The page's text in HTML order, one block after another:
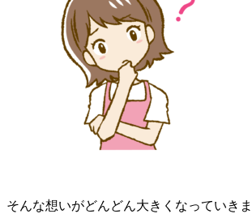
そんな想いがどんどん大きくなっていきま